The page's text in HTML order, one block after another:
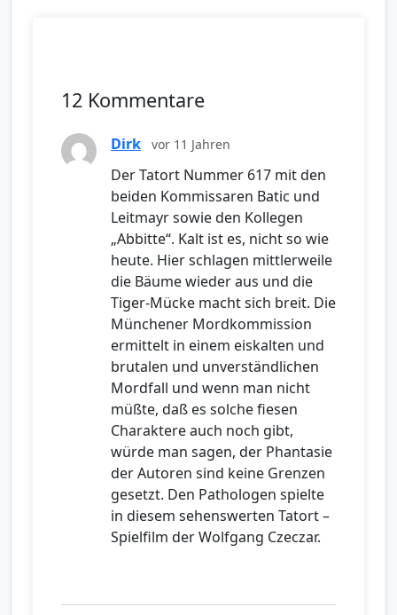
12 Kommentare
Dirk vor 11 Jahren
Der Tatort Nummer 617 mit den
beiden Kommissaren Batic und
Leitmayr sowie den Kollegen
„Abbitte“. Kalt ist es, nicht so wie
heute. Hier schlagen mittlerweile
die Bäume wieder aus und die
Tiger-Mücke macht sich breit. Die
Münchener Mordkommission
ermittelt in einem eiskalten und
brutalen und unverständlichen
Mordfall und wenn man nicht
müßte, daß es solche fiesen
Charaktere auch noch gibt,
würde man sagen, der Phantasie
der Autoren sind keine Grenzen
gesetzt. Den Pathologen spielte
in diesem sehenswerten Tatort –
Spielfilm der Wolfgang Czeczar.